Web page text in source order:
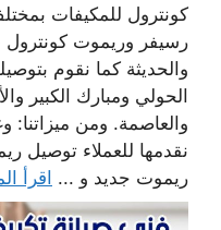
كونترول للمكيفات
رسيفر وريموت كونترول
والحديثة كما نقوم
الحولي ومبارك الكبير
والعاصمة. ومن ميزاتنا:
نقدمها للعملاء توصيل
ريموت جديد و ...
اقرأ